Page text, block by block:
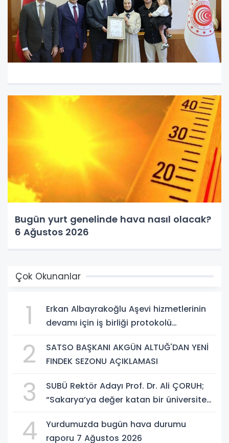
Bugün yurt genelinde hava nasıl olacak?
6 Ağustos 2026
Çok Okunanlar
1
Erkan Albayrakoğlu Aşevi hizmetlerinin
devamı için iş birliği protokolü
2
SATSO BAŞKANI AKGÜN ALTUĞ'DAN YENİ
FINDEK SEZONU AÇIKLAMASI
3
SUBÜ Rektör Adayı Prof. Dr. Ali ÇORUH;
“Sakarya’ya değer katan bir üniversite
4
Yurdumuzda bugün hava durumu
raporu 7 Ağustos 2026